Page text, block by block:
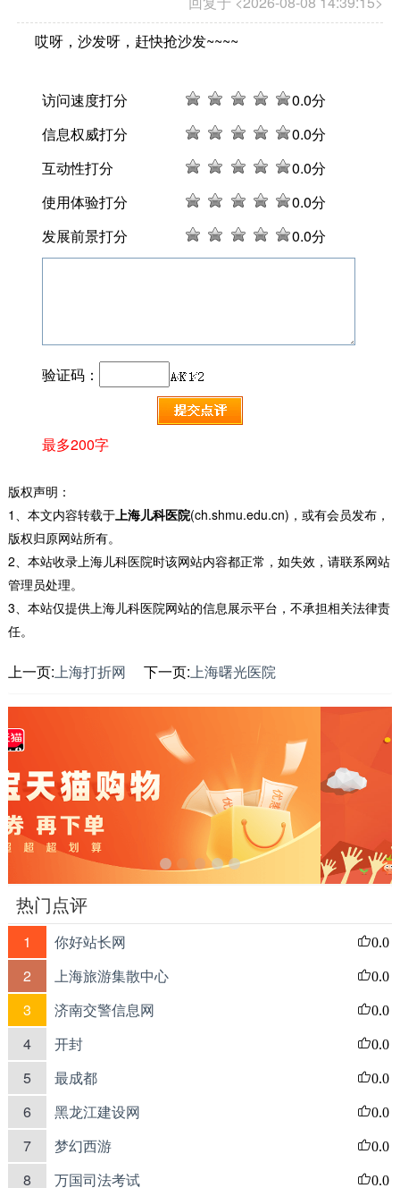
哎呀，沙发呀，赶快抢沙发~~~~
访问速度打分 0.0分
信息权威打分
0.0分
互动性打分
0.0分
使用体验打分
0.0分
发展前景打分
0.0分
验证码：
最多200字
版权声明：
1、本文内容转载于上海儿科医院(ch.shmu.edu.cn)，或有会员发布，
版权归原网站所有。
2、本站收录上海儿科医院时该网站内容都正常，如失效，请联系网站
管理员处理。
3、本站仅提供上海儿科医院网站的信息展示平台，不承担相关法律责
任。
上一页:上海打折网 下一页:上海曙光医院
热门点评
1 你好站长网 0.0
2 上海旅游集散中心 0.0
3 济南交警信息网 0.0
4 开封 0.0
5 最成都 0.0
6 黑龙江建设网 0.0
7 梦幻西游 0.0
8 万国司法考试 0.0